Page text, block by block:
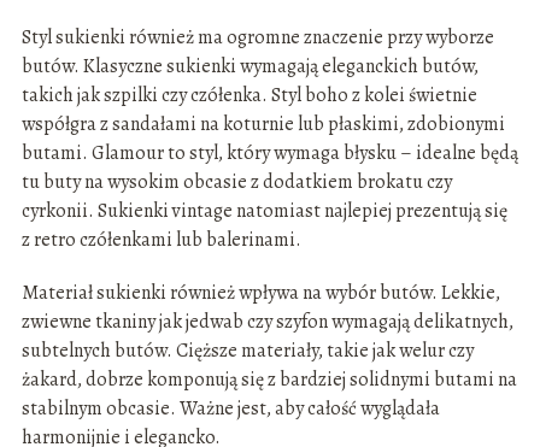
Styl sukienki również ma ogromne znaczenie przy wyborze
butów. Klasyczne sukienki wymagają eleganckich butów,
takich jak szpilki czy czółenka. Styl boho z kolei świetnie
współgra z sandałami na koturnie lub płaskimi, zdobionymi
butami. Glamour to styl, który wymaga błysku – idealne będą
tu buty na wysokim obcasie z dodatkiem brokatu czy
cyrkonii. Sukienki vintage natomiast najlepiej prezentują się
z retro czółenkami lub balerinami.
Materiał sukienki również wpływa na wybór butów. Lekkie,
zwiewne tkaniny jak jedwab czy szyfon wymagają delikatnych,
subtelnych butów. Cięższe materiały, takie jak welur czy
żakard, dobrze komponują się z bardziej solidnymi butami na
stabilnym obcasie. Ważne jest, aby całość wyglądała
harmonijnie i elegancko.